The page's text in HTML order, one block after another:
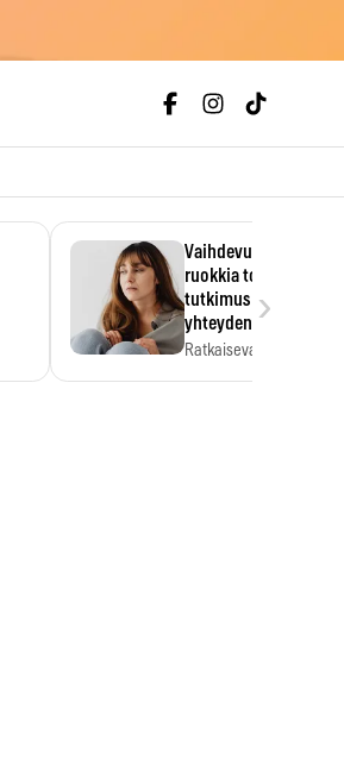
Vaihdevuodet ja
ruokkia toisiaan –
tutkimus paljasti
yhteyden
Ratkaiseva tekijä ei
›